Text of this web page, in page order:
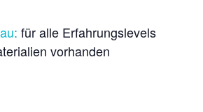
: für alle Erfahrungslevels
vorhanden